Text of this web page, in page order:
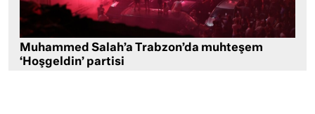
Muhammed Salah’a Trabzon’da muhteşem
‘Hoşgeldin’ partisi